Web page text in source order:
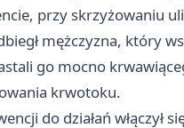
przy skrzyżowaniu
mężczyzna, który
go mocno
krwotoku.
do działań